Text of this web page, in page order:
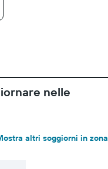
nelle
altri soggiorni in zona